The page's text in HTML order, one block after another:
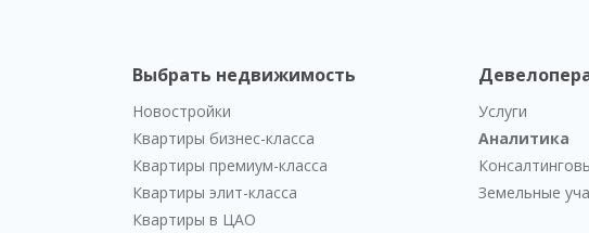
Выбрать недвижимость
Новостройки
Квартиры бизнес-класса
Квартиры премиум-класса
Квартиры элит-класса
Квартиры в ЦАО
Услуги
Аналитика
Земельные